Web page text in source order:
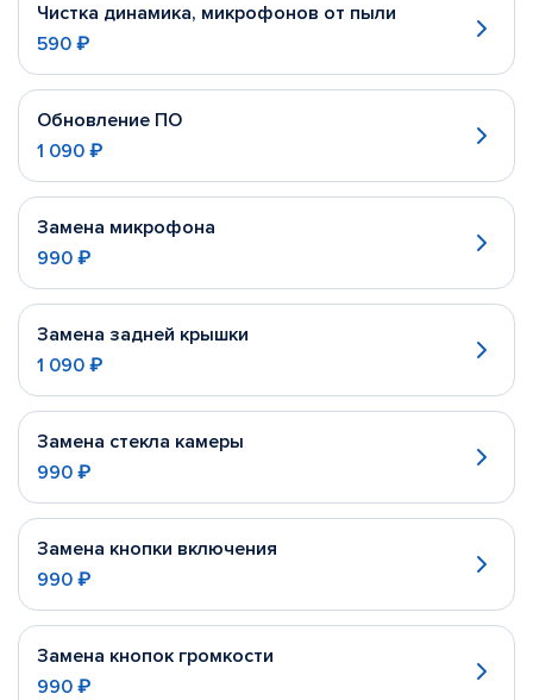
Чистка динамика, микрофонов от пыли
590 ₽
Обновление ПО
1 090 ₽
Замена микрофона
990 ₽
Замена задней крышки
1 090 ₽
Замена стекла камеры
990 ₽
Замена кнопки включения
990 ₽
Замена кнопок громкости
990 ₽